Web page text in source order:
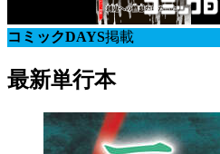
コミックDAYS掲載
最新単行本